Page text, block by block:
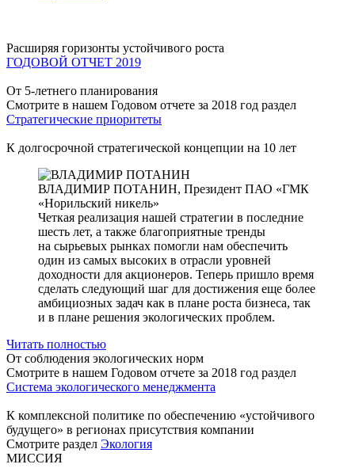
Расширяя горизонты устойчивого роста
ГОДОВОЙ ОТЧЕТ 2019
От 5-летнего планирования
Смотрите в нашем Годовом отчете за 2018 год раздел
Стратегические приоритеты
К долгосрочной стратегической концепции на 10 лет
ВЛАДИМИР ПОТАНИН, Президент ПАО «ГМК
«Норильский никель»
Четкая реализация нашей стратегии в последние
шесть лет, а также благоприятные тренды
на сырьевых рынках помогли нам обеспечить
один из самых высоких в отрасли уровней
доходности для акционеров. Теперь пришло время
сделать следующий шаг для достижения еще более
амбициозных задач как в плане роста бизнеса, так
и в плане решения экологических проблем.
Читать полностью
От соблюдения экологических норм
Смотрите в нашем Годовом отчете за 2018 год раздел
Система экологического менеджмента
К комплексной политике по обеспечению «устойчивого
будущего» в регионах присутствия компании
Смотрите раздел Экология
МИССИЯ